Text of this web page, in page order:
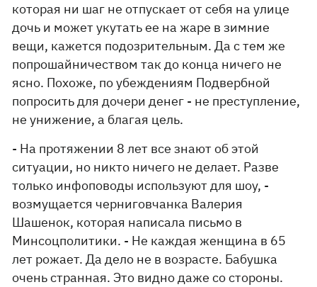
которая ни шаг не отпускает от себя на улице
дочь и может укутать ее на жаре в зимние
вещи, кажется подозрительным. Да с тем же
попрошайничеством так до конца ничего не
ясно. Похоже, по убеждениям Подвербной
попросить для дочери денег - не преступление,
не унижение, а благая цель.
- На протяжении 8 лет все знают об этой
ситуации, но никто ничего не делает. Разве
только инфоповоды используют для шоу, -
возмущается черниговчанка Валерия
Шашенок, которая написала письмо в
Минсоцполитики. - Не каждая женщина в 65
лет рожает. Да дело не в возрасте. Бабушка
очень странная. Это видно даже со стороны.